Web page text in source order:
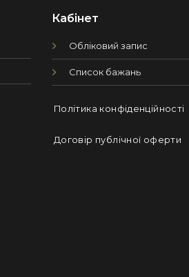
Кабінет
Обліковий запис
Список бажань
Політика конфіденційності
Договір публічної оферти